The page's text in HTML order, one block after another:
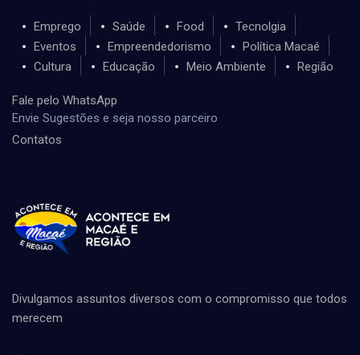
Emprego Saúde Food
Tecnolgia
Eventos
Empreendedorismo
Política Macaé
Cultura
Educação Meio Ambiente Região
Fale pelo WhatsApp
Envie Sugestões e seja nosso parceiro
Contatos
Divulgamos assuntos diversos com o compromisso que todos
merecem